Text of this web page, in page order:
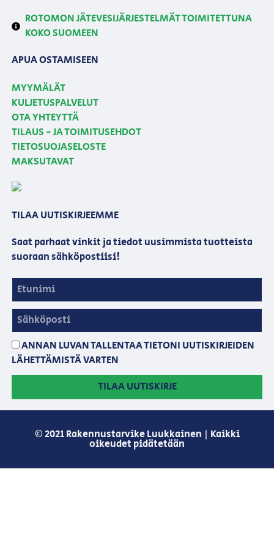
ROTOMON JÄTEVESIJÄRJESTELMÄT TOIMITETTUNA
KOKO SUOMEEN
APUA OSTAMISEEN
MYYMÄLÄT
KULJETUSPALVELUT
OTA YHTEYTTÄ
TILAUS - JA TOIMITUSEHDOT
TIETOSUOJASELOSTE
MAKSUTAVAT
TILAA UUTISKIRJEEMME
Saat parhaat vinkit ja tiedot uusimmista tuotteista
suoraan sähköpostiisi!
ANNAN LUVAN TALLENTAA TIETONI UUTISKIRJEIDEN
LÄHETTÄMISTÄ VARTEN
TILAA UUTISKIRJE
© 2021 Rakennustarvike Luukkainen | Kaikki
oikeudet pidätetään